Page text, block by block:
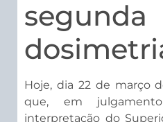
Hoje, dia 22 de março
que, em
interpretação do